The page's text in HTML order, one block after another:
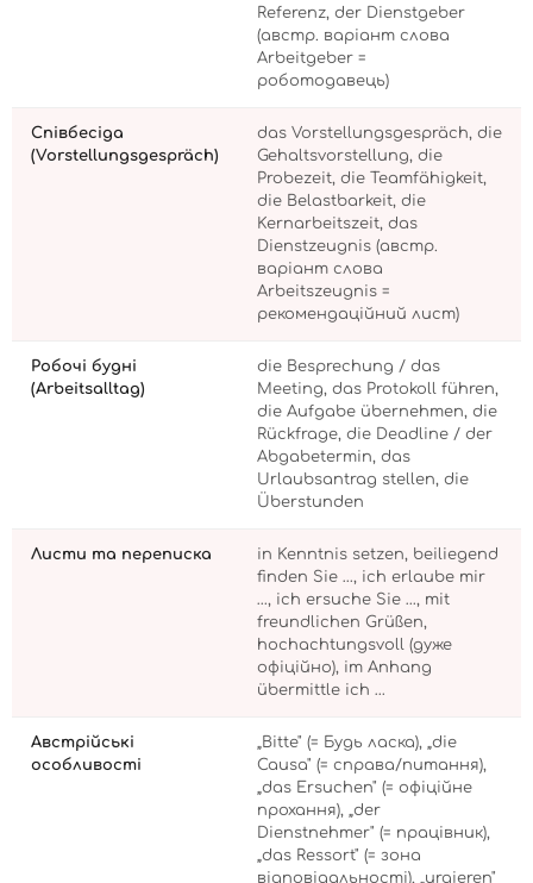
Referenz, der Dienstgeber
(австр. варіант слова
Arbeitgeber =
роботодавець)
Співбесіда
(Vorstellungsgespräch)
das Vorstellungsgespräch, die
Gehaltsvorstellung, die
Probezeit, die Teamfähigkeit,
die Belastbarkeit, die
Kernarbeitszeit, das
Dienstzeugnis (австр.
варіант слова
Arbeitszeugnis =
рекомендаційний лист)
Робочі будні
(Arbeitsalltag)
die Besprechung / das
Meeting, das Protokoll führen,
die Aufgabe übernehmen, die
Rückfrage, die Deadline / der
Abgabetermin, das
Urlaubsantrag stellen, die
Überstunden
Листи та переписка
in Kenntnis setzen, beiliegend
finden Sie …, ich erlaube mir
…, ich ersuche Sie …, mit
freundlichen Grüßen,
hochachtungsvoll (дуже
офіційно), im Anhang
übermittle ich …
Австрійські
особливості
„Bitte" (= Будь ласка), „die
Causa" (= справа/питання),
„das Ersuchen" (= офіційне
прохання), „der
Dienstnehmer" (= працівник),
„das Ressort" (= зона
відповідальності), „urgieren"